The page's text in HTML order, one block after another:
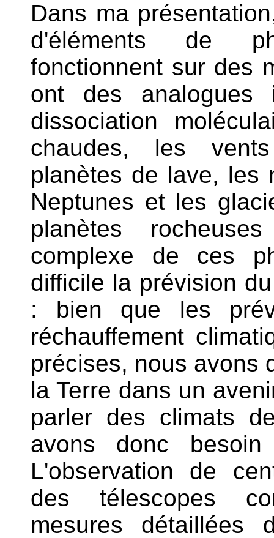
Dans ma
d'éléments de
fonctionnent sur des
ont des
dissociation
chaudes, les
planètes de lave, les
Neptunes et les
planètes
complexe de ces
difficile la prévision
: bien que les
réchauffement
précises, nous avons
la Terre dans un
parler des climats
avons donc
L'observation de
des télescopes
mesures détaillées